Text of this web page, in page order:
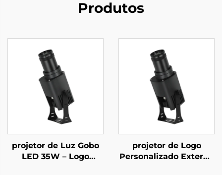
Produtos
projetor de Luz Gobo
LED 35W – Logo
projetor de Logo
Personalizado Externo